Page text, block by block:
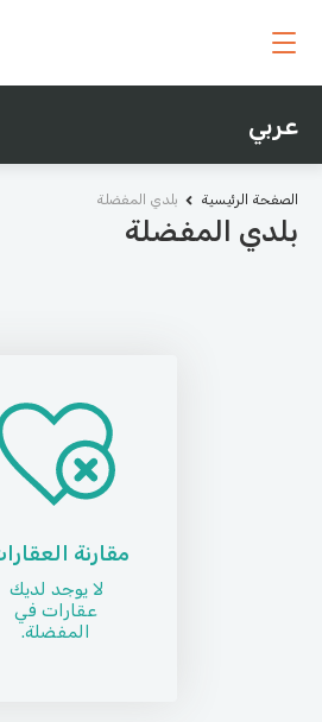
عربي
الصفحة الرئيسية بلدي المفضلة
بلدي المفضلة
مقارنة
لا يوجد لديك
عقارات في
المفضلة.